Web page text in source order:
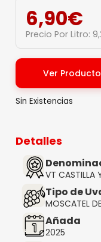
6,90€
Precio Por Litro:
Ver Producto
Sin Existencias
Detalles
VT CASTILLA
Tipo de
MOSCATEL
Añada
2025